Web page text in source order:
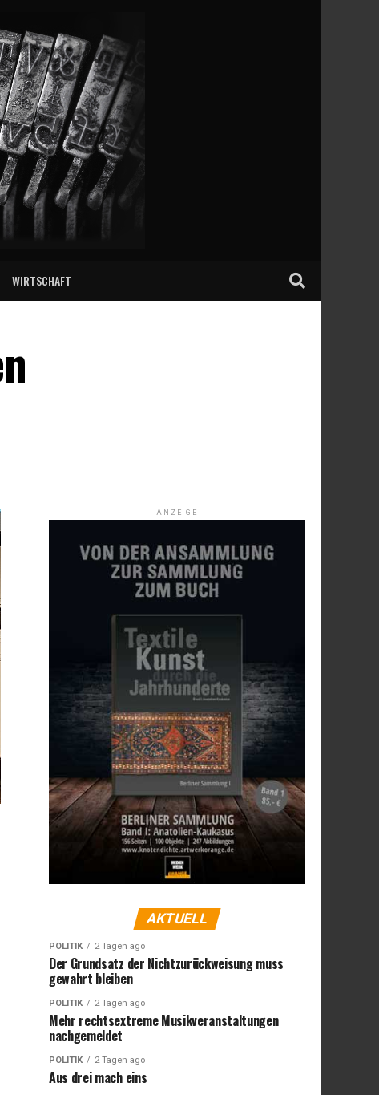
WIRTSCHAFT
ANZEIGE
AKTUELL
POLITIK 2 Tagen ago
Der Grundsatz der Nichtzurückweisung muss
gewahrt bleiben
POLITIK 2 Tagen ago
Mehr rechtsextreme Musikveranstaltungen
nachgemeldet
POLITIK 2 Tagen ago
Aus drei mach eins